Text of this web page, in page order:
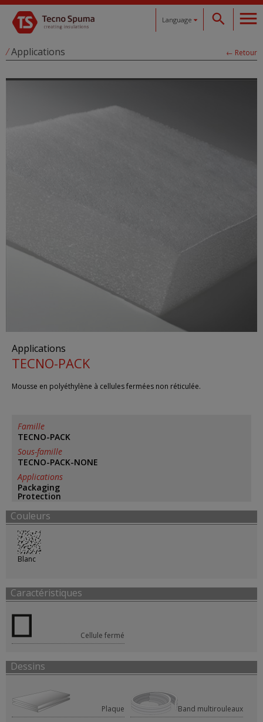
Language
Español
Català
/Applications ← Retour
Applications
TECNO-PACK
Mousse en polyéthylène à cellules fermées non réticulée.
Famille
TECNO-PACK
Sous-famille
TECNO-PACK-NONE
Applications
Packaging
Protection
Couleurs
Blanc
Caractéristiques
Cellule fermé
Dessins
Plaque Band multirouleaux